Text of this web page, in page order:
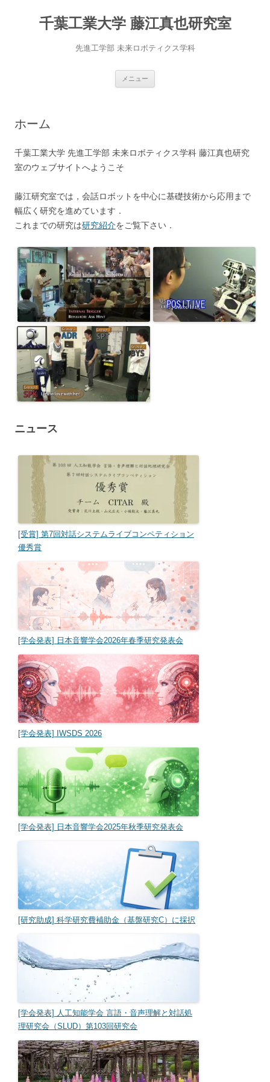
千葉工業大学 藤江真也研究室
先進工学部 未来ロボティクス学科
メニュー
ホーム
千葉工業大学 先進工学部 未来ロボティクス学科 藤江真也研究
室のウェブサイトへようこそ
藤江研究室では，会話ロボットを中心に基礎技術から応用まで
幅広く研究を進めています．
これまでの研究は研究紹介をご覧下さい．
ニュース
[受賞] 第7回対話システムライブコンペティション
優秀賞
[学会発表] 日本音響学会2026年春季研究発表会
[学会発表] IWSDS 2026
[学会発表] 日本音響学会2025年秋季研究発表会
[研究助成] 科学研究費補助金（基盤研究C）に採択
[学会発表] 人工知能学会 言語・音声理解と対話処
理研究会（SLUD）第103回研究会